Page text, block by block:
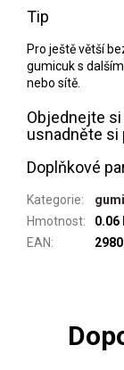
Tip
Pro ještě větší
gumicuk s
nebo sítě.
Objednejte
usnadněte si
Doplňkové
Kategorie:
Hmotnost:
0.06
EAN: